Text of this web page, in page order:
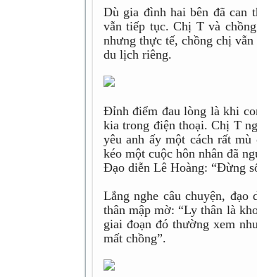
Dù gia đình hai bên đã can
vẫn tiếp tục. Chị T và
nhưng thực tế, chồng chị
du lịch riêng.
Đỉnh điểm đau lòng là khi
kia trong điện thoại. Chị T
yêu anh ấy một cách rất mù
kéo một cuộc hôn nhân đã
Đạo diễn Lê Hoàng: “Đừng
Lắng nghe câu chuyện,
thân mập mờ: “Ly thân là
giai đoạn đó thường xem
mất chồng”.